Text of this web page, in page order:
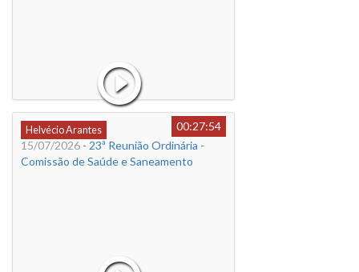
Helvécio Arantes
00:27:54
15/07/2026 - 23ª Reunião Ordinária -
Comissão de Saúde e Saneamento